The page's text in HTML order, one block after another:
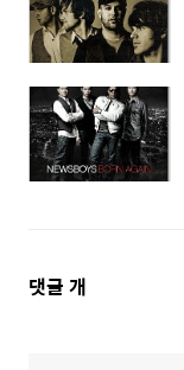
댓
댓글 개